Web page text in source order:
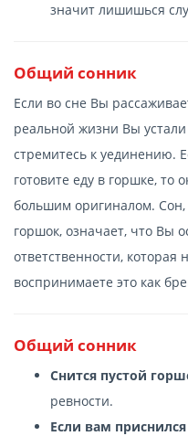
значит лишишься
Общий сонник
Если во сне Вы
реальной жизни Вы
стремитесь к уединению.
готовите еду в горшке,
большим оригиналом. Сон,
горшок, означает, что Вы
ответственности,
воспринимаете это как
Общий сонник
Снится пустой
ревности.
Если вам